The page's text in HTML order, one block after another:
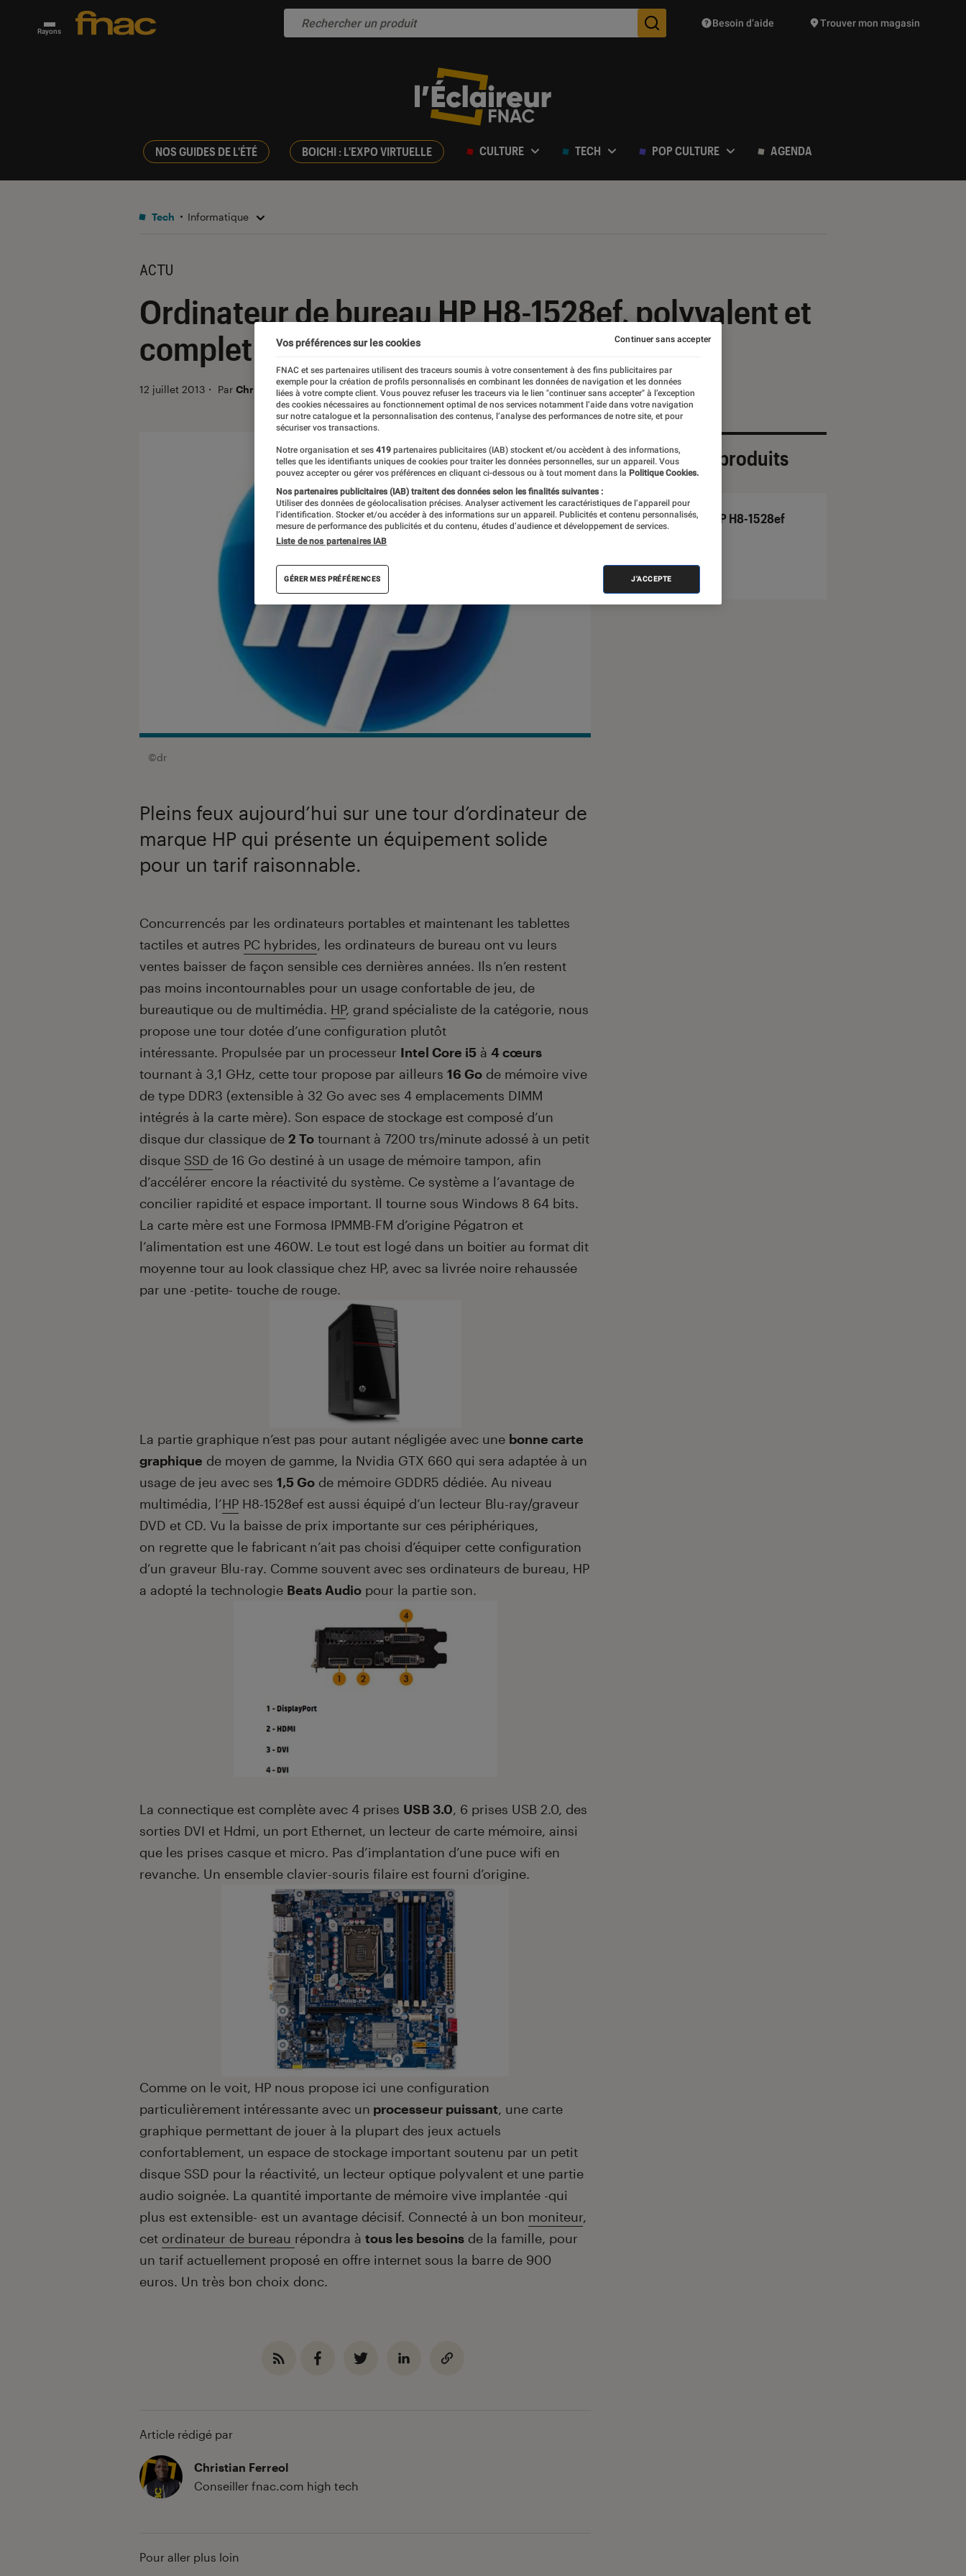
Rayons Des suggestions de produits vont vous être proposées
Besoin d’aide Trouver mon magasin
NOS GUIDES DE L'ÉTÉ BOICHI : L'EXPO VIRTUELLE CULTURE TECH POP CULTURE AGENDA
Tech Informatique
ACTU
Ordinateur de bureau HP H8-1528ef, polyvalent et
complet
12 juillet 2013 ・ Par Christian Ferreol
©dr
Pleins feux aujourd’hui sur une tour d’ordinateur de
marque HP qui présente un équipement solide
pour un tarif raisonnable.
Introduction
Concurrencés par les ordinateurs portables et maintenant les tablettes
tactiles et autres PC hybrides, les ordinateurs de bureau ont vu leurs
ventes baisser de façon sensible ces dernières années. Ils n’en restent
pas moins incontournables pour un usage confortable de jeu, de
bureautique ou de multimédia. HP, grand spécialiste de la catégorie, nous
propose une tour dotée d’une configuration plutôt
intéressante. Propulsée par un processeur Intel Core i5 à 4 cœurs
tournant à 3,1 GHz, cette tour propose par ailleurs 16 Go de mémoire vive
de type DDR3 (extensible à 32 Go avec ses 4 emplacements DIMM
intégrés à la carte mère). Son espace de stockage est composé d’un
disque dur classique de 2 To tournant à 7200 trs/minute adossé à un petit
disque SSD de 16 Go destiné à un usage de mémoire tampon, afin
d’accélérer encore la réactivité du système. Ce système a l’avantage de
concilier rapidité et espace important. Il tourne sous Windows 8 64 bits.
La carte mère est une Formosa IPMMB-FM d’origine Pégatron et
l’alimentation est une 460W. Le tout est logé dans un boitier au format dit
moyenne tour au look classique chez HP, avec sa livrée noire rehaussée
par une -petite- touche de rouge.
La partie graphique n’est pas pour autant négligée avec une bonne carte
graphique de moyen de gamme, la Nvidia GTX 660 qui sera adaptée à un
usage de jeu avec ses 1,5 Go de mémoire GDDR5 dédiée. Au niveau
multimédia, l’HP H8-1528ef est aussi équipé d’un lecteur Blu-ray/graveur
DVD et CD. Vu la baisse de prix importante sur ces périphériques,
on regrette que le fabricant n’ait pas choisi d’équiper cette configuration
d’un graveur Blu-ray. Comme souvent avec ses ordinateurs de bureau, HP
a adopté la technologie Beats Audio pour la partie son.
La connectique est complète avec 4 prises USB 3.0, 6 prises USB 2.0, des
sorties DVI et Hdmi, un port Ethernet, un lecteur de carte mémoire, ainsi
que les prises casque et micro. Pas d’implantation d’une puce wifi en
revanche. Un ensemble clavier-souris filaire est fourni d’origine.
Comme on le voit, HP nous propose ici une configuration
particulièrement intéressante avec un processeur puissant, une carte
graphique permettant de jouer à la plupart des jeux actuels
confortablement, un espace de stockage important soutenu par un petit
disque SSD pour la réactivité, un lecteur optique polyvalent et une partie
audio soignée. La quantité importante de mémoire vive implantée -qui
plus est extensible- est un avantage décisif. Connecté à un bon moniteur,
cet ordinateur de bureau répondra à tous les besoins de la famille, pour
un tarif actuellement proposé en offre internet sous la barre de 900
euros. Un très bon choix donc.
Article rédigé par
Christian Ferreol
Conseiller fnac.com high tech
Pour aller plus loin
Sélection de produits
HP H8-1528ef
Vos préférences sur les cookies
FNAC et ses partenaires utilisent des traceurs soumis à votre consentement à des fins publicitaires par
exemple pour la création de profils personnalisés en combinant les données de navigation et les données
liées à votre compte client. Vous pouvez refuser les traceurs via le lien "continuer sans accepter" à l’exception
des cookies nécessaires au fonctionnement optimal de nos services notamment l’aide dans votre navigation
sur notre catalogue et la personnalisation des contenus, l’analyse des performances de notre site, et pour
sécuriser vos transactions.
Notre organisation et ses 419 partenaires publicitaires (IAB) stockent et/ou accèdent à des informations,
telles que les identifiants uniques de cookies pour traiter les données personnelles, sur un appareil. Vous
pouvez accepter ou gérer vos préférences en cliquant ci-dessous ou à tout moment dans la Politique Cookies.
Nos partenaires publicitaires (IAB) traitent des données selon les finalités suivantes :
Utiliser des données de géolocalisation précises. Analyser activement les caractéristiques de l’appareil pour
l’identification. Stocker et/ou accéder à des informations sur un appareil. Publicités et contenu personnalisés,
mesure de performance des publicités et du contenu, études d’audience et développement de services.
Liste de nos partenaires IAB
GÉRER MES PRÉFÉRENCES J'ACCEPTE
Continuer sans accepter